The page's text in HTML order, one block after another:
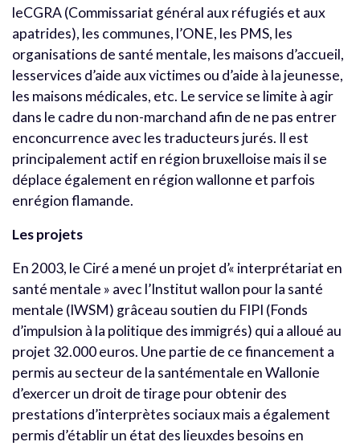
leCGRA (Commissariat général aux réfugiés et aux
apatrides), les communes, l’ONE, les PMS, les
organisations de santé mentale, les maisons d’accueil,
lesservices d’aide aux victimes ou d’aide à la jeunesse,
les maisons médicales, etc. Le service se limite à agir
dans le cadre du non-marchand afin de ne pas entrer
enconcurrence avec les traducteurs jurés. Il est
principalement actif en région bruxelloise mais il se
déplace également en région wallonne et parfois
enrégion flamande.
Les projets
En 2003, le Ciré a mené un projet d’« interprétariat en
santé mentale » avec l’Institut wallon pour la santé
mentale (IWSM) grâceau soutien du FIPI (Fonds
d’impulsion à la politique des immigrés) qui a alloué au
projet 32.000 euros. Une partie de ce financement a
permis au secteur de la santémentale en Wallonie
d’exercer un droit de tirage pour obtenir des
prestations d’interprètes sociaux mais a également
permis d’établir un état des lieuxdes besoins en